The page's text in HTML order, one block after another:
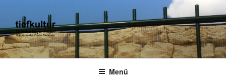
springen
TIEFKULTUR
kulturjournalist kurator moderator
Menü